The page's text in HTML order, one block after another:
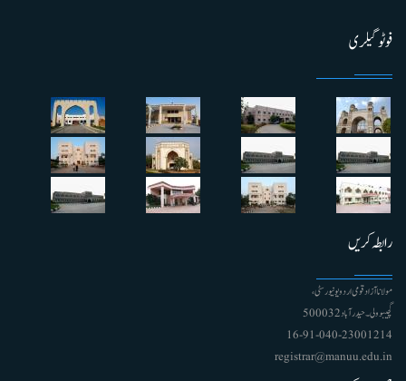
فوٹو گیلری
رابطہ کریں
مولانا آزاد قومی اردو یونیورسٹی ،
گچیبوولی۔ حیدرآباد 500032
91-040-23001214 - 16
registrar@manuu.edu.in